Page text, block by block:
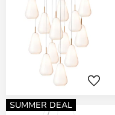
SUMMER DEAL